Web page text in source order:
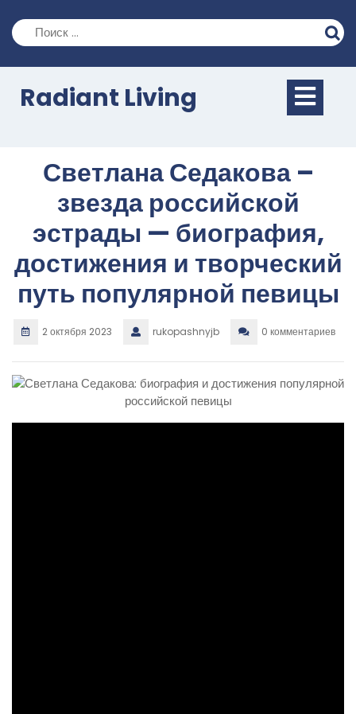
содержимому
Radiant Living
Светлана Седакова –
звезда российской
эстрады — биография,
достижения и творческий
путь популярной певицы
2 октября 2023 rukopashnyjb 0 комментариев